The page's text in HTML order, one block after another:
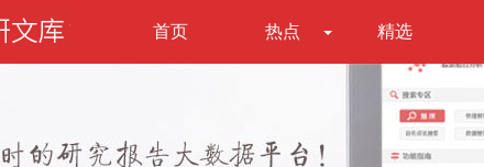
首页 热点 精选